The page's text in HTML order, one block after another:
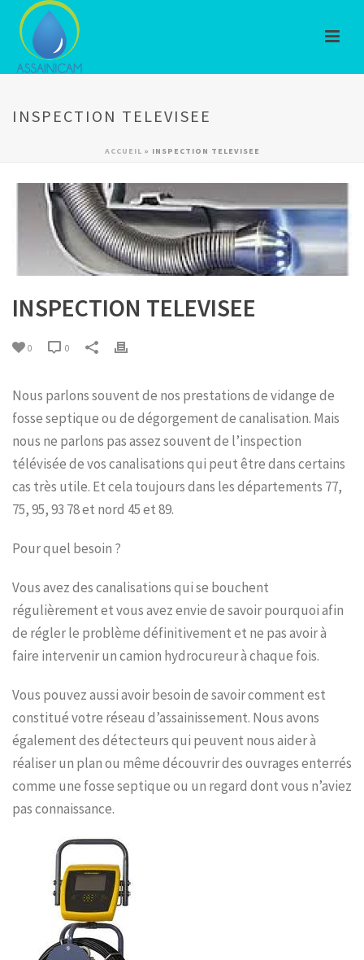
INSPECTION TELEVISEE
ACCUEIL » INSPECTION TELEVISEE
INSPECTION TELEVISEE
0 0
Nous parlons souvent de nos prestations de vidange de
fosse septique ou de dégorgement de canalisation. Mais
nous ne parlons pas assez souvent de l’inspection
télévisée de vos canalisations qui peut être dans certains
cas très utile. Et cela toujours dans les départements 77,
75, 95, 93 78 et nord 45 et 89.
Pour quel besoin ?
Vous avez des canalisations qui se bouchent
régulièrement et vous avez envie de savoir pourquoi afin
de régler le problème définitivement et ne pas avoir à
faire intervenir un camion hydrocureur à chaque fois.
Vous pouvez aussi avoir besoin de savoir comment est
constitué votre réseau d’assainissement. Nous avons
également des détecteurs qui peuvent nous aider à
réaliser un plan ou même découvrir des ouvrages enterrés
comme une fosse septique ou un regard dont vous n’aviez
pas connaissance.